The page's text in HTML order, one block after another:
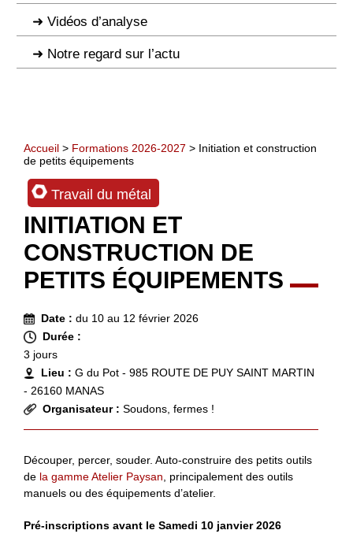
Vidéos d’analyse
Notre regard sur l’actu
Accueil > Formations 2026-2027 > Initiation et construction
de petits équipements
Travail du métal
INITIATION ET
CONSTRUCTION DE
PETITS ÉQUIPEMENTS
Date : du 10 au 12 février 2026
Durée :
3 jours
Lieu : G du Pot - 985 ROUTE DE PUY SAINT MARTIN
- 26160 MANAS
Organisateur : Soudons, fermes !
Découper, percer, souder. Auto-construire des petits outils
de la gamme Atelier Paysan , principalement des outils
manuels ou des équipements d’atelier.
Pré-inscriptions avant le Samedi 10 janvier 2026